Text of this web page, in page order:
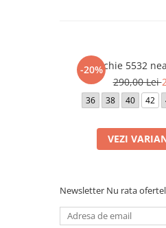
-20%Rochie 5532
290,00 Lei
36 38 40 42
VEZI
Newsletter Nu rata